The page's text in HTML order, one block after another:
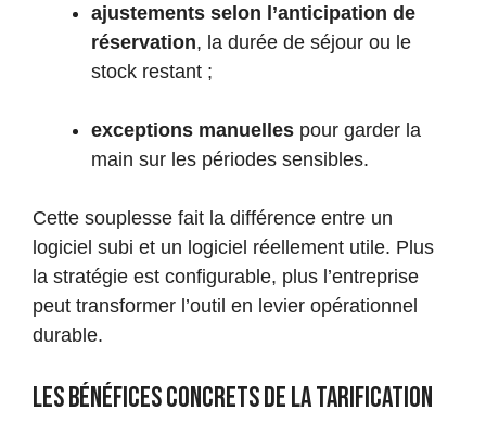
ajustements selon l’anticipation de
réservation, la durée de séjour ou le
stock restant ;
exceptions manuelles pour garder la
main sur les périodes sensibles.
Cette souplesse fait la différence entre un
logiciel subi et un logiciel réellement utile. Plus
la stratégie est configurable, plus l’entreprise
peut transformer l’outil en levier opérationnel
durable.
Les bénéfices concrets de la tarification